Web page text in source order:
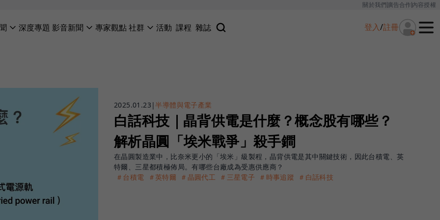
關於我們廣告合作內容授權
深度專題 影音新聞 專家觀點社群 活動 課程 雜誌 登入/註冊
2025.01.23 |半導體與電子產業
白話科技｜晶背供電是什麼？概念股有哪些？
解析晶圓「埃米戰爭」殺手鐧
在晶圓製造業中，比奈米更小的「埃米」級製程，晶背供電是其中關鍵技術，因此台積電、英
特爾、三星都積極佈局。有哪些台廠成為受惠供應商？
＃台積電
＃英特爾 ＃晶圓代工 ＃三星電子 ＃時事追蹤 ＃白話科技